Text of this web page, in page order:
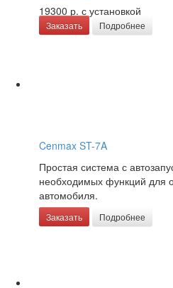
19300 р. с установкой
Заказать Подробнее
Cenmax ST-7A
Простая система с
необходимых функций для
автомобиля.
Заказать Подробнее